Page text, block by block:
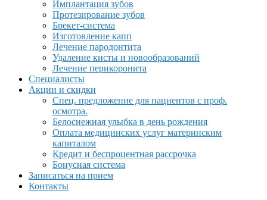
Имплантация зубов
Протезирование зубов
Брекет-система
Изготовление капп
Лечение пародонтита
Удаление кисты и новообразований
Лечение перикоронита
Специалисты
Акции и скидки
Спец. предложение для пациентов с проф.
осмотра.
Белоснежная улыбка в день рождения
Оплата медицинских услуг материнским
капиталом
Кредит и беспроцентная рассрочка
Бонусная система
Записаться на прием
Контакты